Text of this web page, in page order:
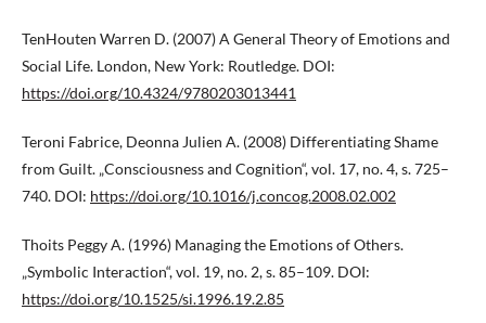
TenHouten Warren D. (2007) A General Theory of Emotions and
Social Life. London, New York: Routledge. DOI:
https://doi.org/10.4324/9780203013441
Teroni Fabrice, Deonna Julien A. (2008) Differentiating Shame
from Guilt. „Consciousness and Cognition“, vol. 17, no. 4, s. 725–
740. DOI: https://doi.org/10.1016/j.concog.2008.02.002
Thoits Peggy A. (1996) Managing the Emotions of Others.
„Symbolic Interaction“, vol. 19, no. 2, s. 85–109. DOI:
https://doi.org/10.1525/si.1996.19.2.85